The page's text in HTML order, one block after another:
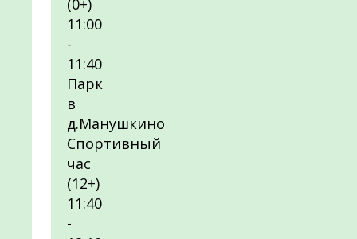
(0+)
11:00
-
11:40
Парк
в
д.Манушкино
Спортивный
час
(12+)
11:40
-